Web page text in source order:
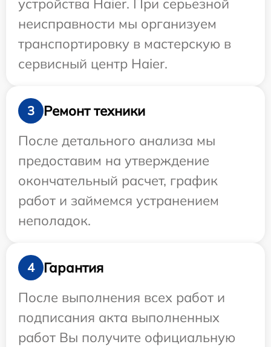
устройства Haier. При серьезной
неисправности мы организуем
транспортировку в мастерскую в
сервисный центр Haier.
3
Ремонт техники
После детального анализа мы
предоставим на утверждение
окончательный расчет, график
работ и займемся устранением
неполадок.
4
Гарантия
После выполнения всех работ и
подписания акта выполненных
работ Вы получите официальную